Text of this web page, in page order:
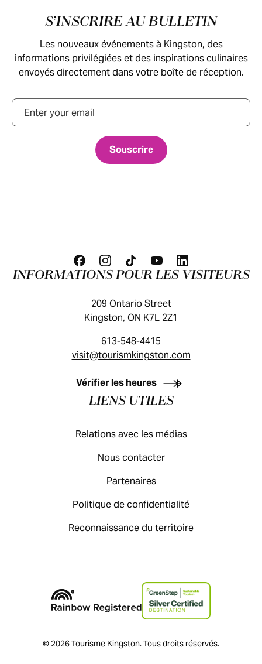
Pied de pageS’INSCRIRE AU BULLETIN
Les nouveaux événements à Kingston, des
informations privilégiées et des inspirations culinaires
envoyés directement dans votre boîte de réception.
Courriel
GUIDE DES VISITEURS
INFORMATIONS POUR LES VISITEURS
209 Ontario Street
Kingston, ON K7L 2Z1
613-548-4415
visit@tourismkingston.com
Vérifier les heures
LIENS UTILES
Relations avec les médias
Nous contacter
Partenaires
Politique de confidentialité
Reconnaissance du territoire
© 2026 Tourisme Kingston. Tous droits réservés.